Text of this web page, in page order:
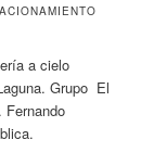
a cielo
Grupo El
Fernando